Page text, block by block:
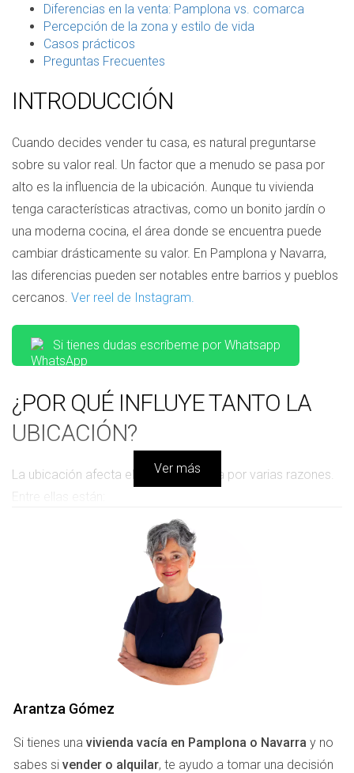
Diferencias en la venta: Pamplona vs. comarca
Percepción de la zona y estilo de vida
Casos prácticos
Preguntas Frecuentes
INTRODUCCIÓN
Cuando decides vender tu casa, es natural preguntarse
sobre su valor real. Un factor que a menudo se pasa por
alto es la influencia de la ubicación. Aunque tu vivienda
tenga características atractivas, como un bonito jardín o
una moderna cocina, el área donde se encuentra puede
cambiar drásticamente su valor. En Pamplona y Navarra,
las diferencias pueden ser notables entre barrios y pueblos
cercanos. Ver reel de Instagram.
Si tienes dudas escríbeme por Whatsapp
¿POR QUÉ INFLUYE TANTO LA
UBICACIÓN?
La ubicación afecta el precio de venta por varias razones.
Entre ellas están:
Servicios cercanos:La proximidad a
supermercados, escuelas y centros de salud puede
aumentar el atractivo de una vivienda.
Transporte público:Las zonas bien comunicadas
suelen tener precios más altos debido a su
Ruido y vistas:Un entorno tranquilo con buenas
vistas puede ser más deseable que uno ruidoso.
Demanda del barrio:Algunas áreas son más
populares por su ambiente o historia, lo que aumenta
los precios.
viviendas en tu zona puede ayudarte a posicionar
mejor tu propiedad.
Ver más
Arantza Gómez
Si tienes una vivienda vacía en Pamplona o Navarra y no
sabes si vender o alquilar, te ayudo a tomar una decisión